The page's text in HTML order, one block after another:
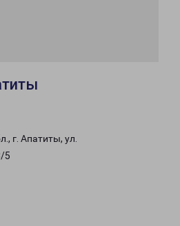
г. Апатиты, ул.
5